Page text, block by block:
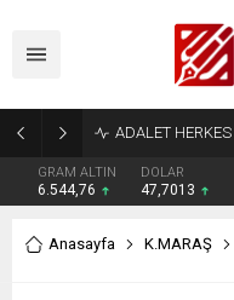
GRAM ALTIN
6.544,76
DOLAR
47,7013
Anasayfa K.MARAŞ